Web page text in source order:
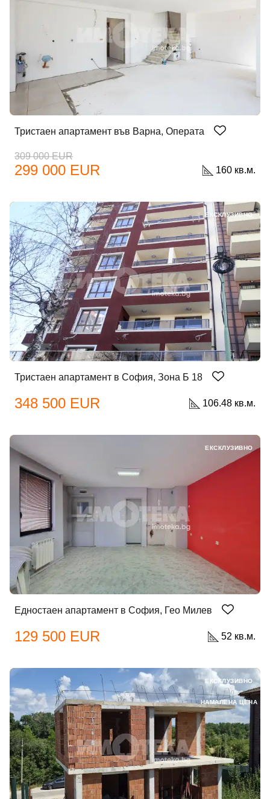
Тристаен апартамент във Варна, Операта
309 000 EUR
299 000 EUR 160 кв.м.
Тристаен апартамент в София, Зона Б 18
348 500 EUR 106.48 кв.м.
ЕКСКЛУЗИВНО
Едностаен апартамент в София, Гео Милев
129 500 EUR 52 кв.м.
ЕКСКЛУЗИВНО
ЕКСКЛУЗИВНО
НАМАЛЕНА ЦЕНА